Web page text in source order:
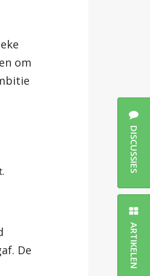
om
De
DISCUSSIES
ARTIKELEN